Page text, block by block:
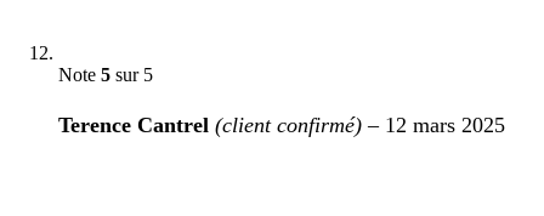
Note 5 sur 5
Terence Cantrel (client confirmé) – 12 mars 2025